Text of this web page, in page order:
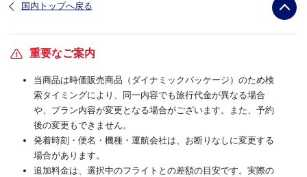
国内トップへ戻る
重要なご案内
当商品は時価販売商品（ダイナミックパッケージ）のため検
索タイミングにより、同一内容でも旅行代金が異なる場合
や、プラン内容が変更となる場合がございます。また、予約
後の変更もできません。
発着時刻・便名・機種・運航会社は、お断りなしに変更する
場合があります。
追加料金は、選択中のフライトとの差額の目安です。実際の